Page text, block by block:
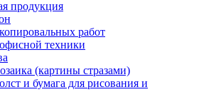
продукция
работ
техники
(картины стразами)
и бумага для рисования и